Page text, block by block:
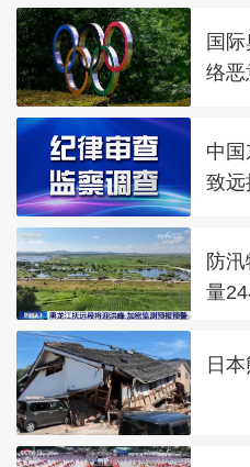
国
络
中
致远
防
量
日